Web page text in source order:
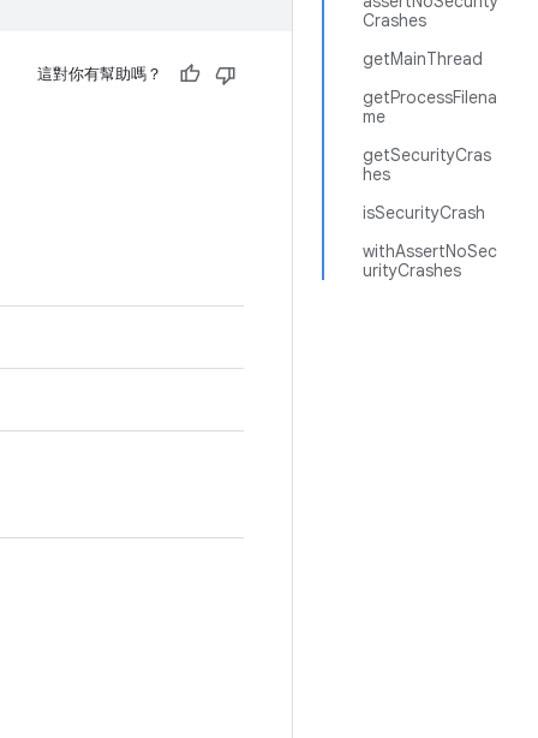
Crashes
getMainThread
getProcessFilena
me
getSecurityCras
hes
isSecurityCrash
withAssertNoSec
urityCrashes
這對你有幫助嗎？